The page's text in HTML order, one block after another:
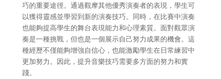
巧的重要途徑。通過觀摩其他優秀演奏者的表現，學生可
以獲得靈感並學習到新的演奏技巧。同時，在比賽中演奏
也能夠提高學生的舞台表現能力和心理素質。面對觀眾演
奏是一種挑戰，但也是一個展示自己努力成果的機會。這
種經歷不僅能夠增強自信心，也能激勵學生在日常練習中
更加努力。因此，提升音樂技巧需要多方面的努力和實
踐。